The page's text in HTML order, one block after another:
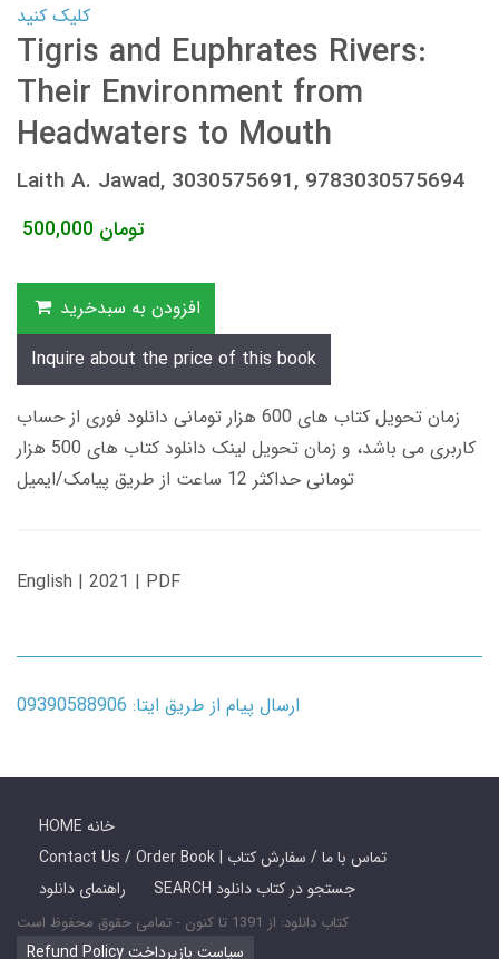
کلیک کنید
Tigris and Euphrates Rivers:
Their Environment from
Headwaters to Mouth
Laith A. Jawad, 3030575691, 9783030575694
500,000 تومان
افزودن به سبدخرید
Inquire about the price of this book
زمان تحویل کتاب های 600 هزار تومانی دانلود فوری از حساب
کاربری می باشد، و زمان تحویل لینک دانلود کتاب های 500 هزار
تومانی حداکثر 12 ساعت از طریق پیامک/ایمیل
English | 2021 | PDF
ارسال پیام از طریق ایتا: 09390588906
HOME خانه
Contact Us / Order Book | تماس با ما / سفارش کتاب
راهنمای دانلود
SEARCH جستجو در کتاب دانلود
کتاب دانلود: از 1391 تا کنون - تمامی حقوق محفوظ است
Refund Policy سیاست بازپرداخت